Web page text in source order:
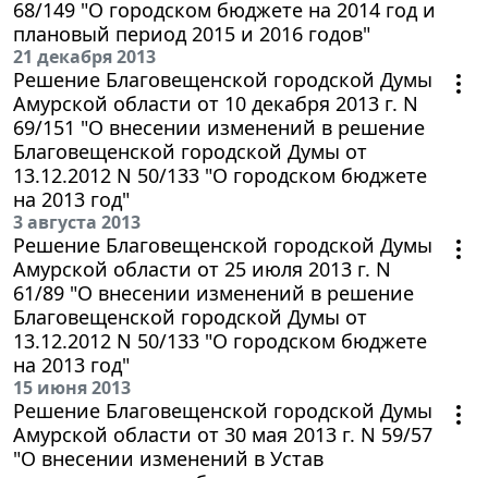
68/149 "О городском бюджете на 2014 год и
плановый период 2015 и 2016 годов"
21 декабря 2013
Решение Благовещенской городской Думы
Амурской области от 10 декабря 2013 г. N
69/151 "О внесении изменений в решение
Благовещенской городской Думы от
13.12.2012 N 50/133 "О городском бюджете
на 2013 год"
3 августа 2013
Решение Благовещенской городской Думы
Амурской области от 25 июля 2013 г. N
61/89 "О внесении изменений в решение
Благовещенской городской Думы от
13.12.2012 N 50/133 "О городском бюджете
на 2013 год"
15 июня 2013
Решение Благовещенской городской Думы
Амурской области от 30 мая 2013 г. N 59/57
"О внесении изменений в Устав